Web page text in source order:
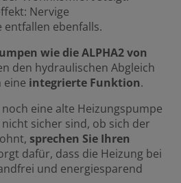
Nervige
ebenfalls.
wie die ALPHA2 von
den hydraulischen Abgleich
eine integrierte Funktion.
eine alte Heizungspumpe
sicher sind, ob sich der
sprechen Sie Ihren
dafür, dass die Heizung bei
und energiesparend